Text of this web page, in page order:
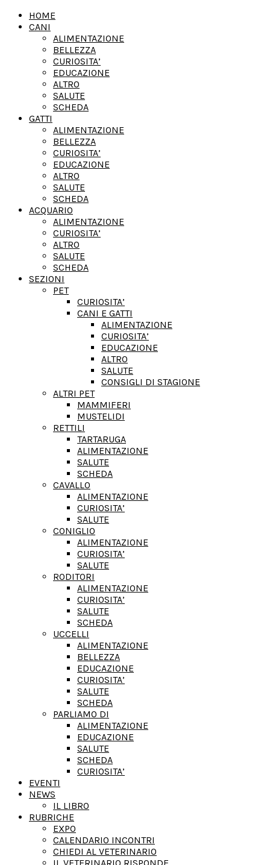
HOME
CANI
ALIMENTAZIONE
BELLEZZA
CURIOSITA’
EDUCAZIONE
ALTRO
SALUTE
SCHEDA
GATTI
ALIMENTAZIONE
BELLEZZA
CURIOSITA’
EDUCAZIONE
ALTRO
SALUTE
SCHEDA
ACQUARIO
ALIMENTAZIONE
CURIOSITA’
ALTRO
SALUTE
SCHEDA
SEZIONI
PET
CURIOSITA’
CANI E GATTI
ALIMENTAZIONE
CURIOSITA’
EDUCAZIONE
ALTRO
SALUTE
CONSIGLI DI STAGIONE
ALTRI PET
MAMMIFERI
MUSTELIDI
RETTILI
TARTARUGA
ALIMENTAZIONE
SALUTE
SCHEDA
CAVALLO
ALIMENTAZIONE
CURIOSITA’
SALUTE
CONIGLIO
ALIMENTAZIONE
CURIOSITA’
SALUTE
RODITORI
ALIMENTAZIONE
CURIOSITA’
SALUTE
SCHEDA
UCCELLI
ALIMENTAZIONE
BELLEZZA
EDUCAZIONE
CURIOSITA’
SALUTE
SCHEDA
PARLIAMO DI
ALIMENTAZIONE
EDUCAZIONE
SALUTE
SCHEDA
CURIOSITA’
EVENTI
NEWS
IL LIBRO
RUBRICHE
EXPO
CALENDARIO INCONTRI
CHIEDI AL VETERINARIO